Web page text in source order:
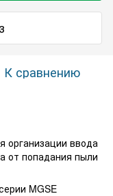
К сравнению
организации ввода
от попадания пыли
MGSE